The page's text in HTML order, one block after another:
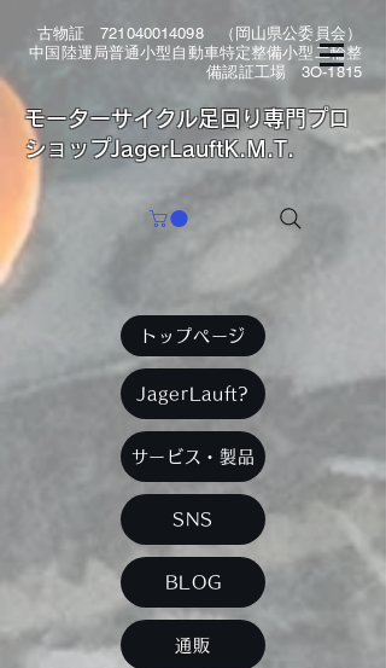
古物証 721040014098（岡山県公委員会）
中国陸運局普通小型自動車特定整備小型二輪整
備認証工場 3O-1815
​モーターサイクル足回り専門プロ
ショップJagerLauftK.M.T.
トップページ
JagerLauft?
サービス・製品
SNS
BLOG
通販